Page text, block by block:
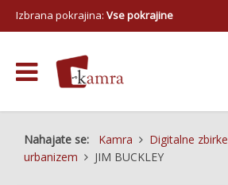
Izbrana pokrajina: Vse pokrajine
Nahajate se: Kamra Digitalne zbirke
urbanizem
JIM BUCKLEY